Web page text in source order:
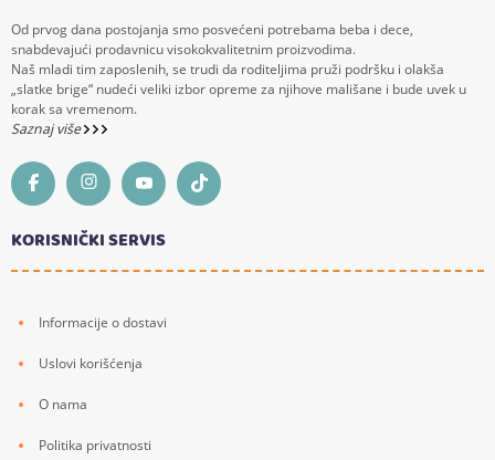
Od prvog dana postojanja smo posvećeni potrebama beba i dece,
snabdevajući prodavnicu visokokvalitetnim proizvodima.
Naš mladi tim zaposlenih, se trudi da roditeljima pruži podršku i olakša
„slatke brige“ nudeći veliki izbor opreme za njihove mališane i bude uvek u
korak sa vremenom.
Saznaj više
KORISNIČKI SERVIS
Informacije o dostavi
Uslovi korišćenja
O nama
Politika privatnosti